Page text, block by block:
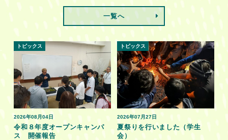
一覧へ
2026年08月04日
トピックス
令和８年度オープンキャンパ
ス 開催報告
2026年07月27日
トピックス
夏祭りを行いました（学生
会）